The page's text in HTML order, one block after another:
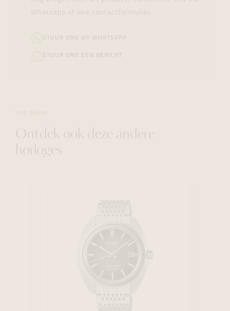
Ontdek ook deze andere
horloges